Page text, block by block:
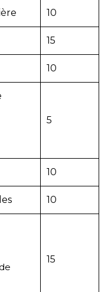
10
15
10
5
10
10
15